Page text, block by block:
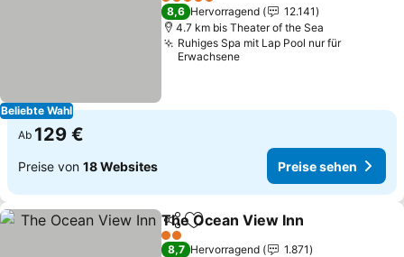
Beliebte Wahl
5 Sterne
8,6 Hervorragend
12.141
4.7 km bis Theater of the Sea
Ruhiges Spa mit Lap Pool nur für
Erwachsene
Ab 129 €
Preise von 18 Websites Preise sehen
TeilenZu Favoriten hinzufügen
The Ocean View Inn
2 Sterne
8,7 Hervorragend
1.871